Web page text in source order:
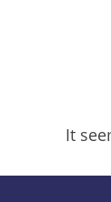
It